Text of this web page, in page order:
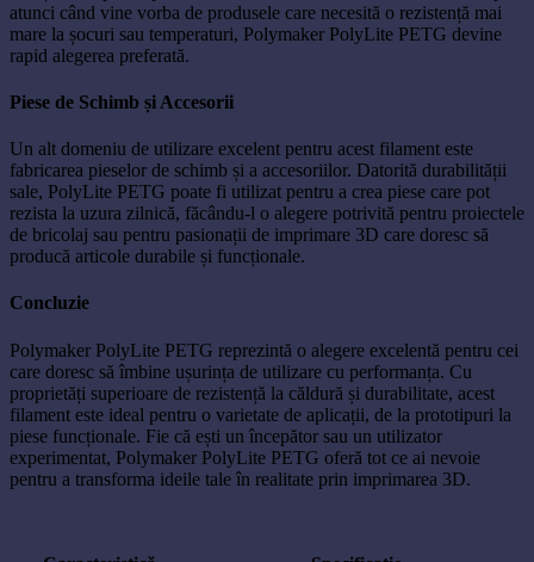
atunci când vine vorba de produsele care necesită o rezistență mai
mare la șocuri sau temperaturi, Polymaker PolyLite PETG devine
rapid alegerea preferată.
Piese de Schimb și Accesorii
Un alt domeniu de utilizare excelent pentru acest filament este
fabricarea pieselor de schimb și a accesoriilor. Datorită durabilității
sale, PolyLite PETG poate fi utilizat pentru a crea piese care pot
rezista la uzura zilnică, făcându-l o alegere potrivită pentru proiectele
de bricolaj sau pentru pasionații de imprimare 3D care doresc să
producă articole durabile și funcționale.
Concluzie
Polymaker PolyLite PETG reprezintă o alegere excelentă pentru cei
care doresc să îmbine ușurința de utilizare cu performanța. Cu
proprietăți superioare de rezistență la căldură și durabilitate, acest
filament este ideal pentru o varietate de aplicații, de la prototipuri la
piese funcționale. Fie că ești un începător sau un utilizator
experimentat, Polymaker PolyLite PETG oferă tot ce ai nevoie
pentru a transforma ideile tale în realitate prin imprimarea 3D.